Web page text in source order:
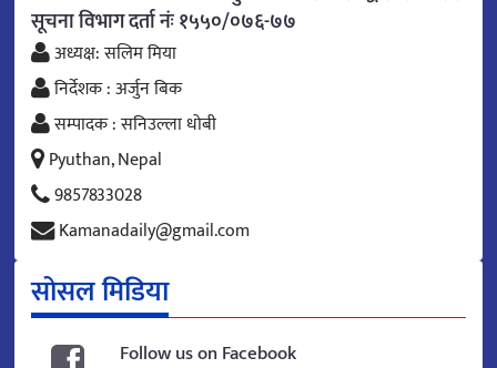
सूचना विभाग दर्ता नंः १५५०/०७६-७७
अध्यक्ष: सलिम मिया
निर्देशक : अर्जुन बिक
सम्पादक : सनिउल्ला धोबी
Pyuthan, Nepal
9857833028
Kamanadaily@gmail.com
सोसल मिडिया
Follow us on Facebook